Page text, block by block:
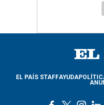
EL PAÍS STAFFAYUDA